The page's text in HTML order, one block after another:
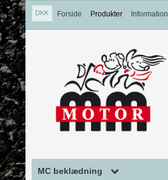
DKK Forside Produkter Information
MC beklædning